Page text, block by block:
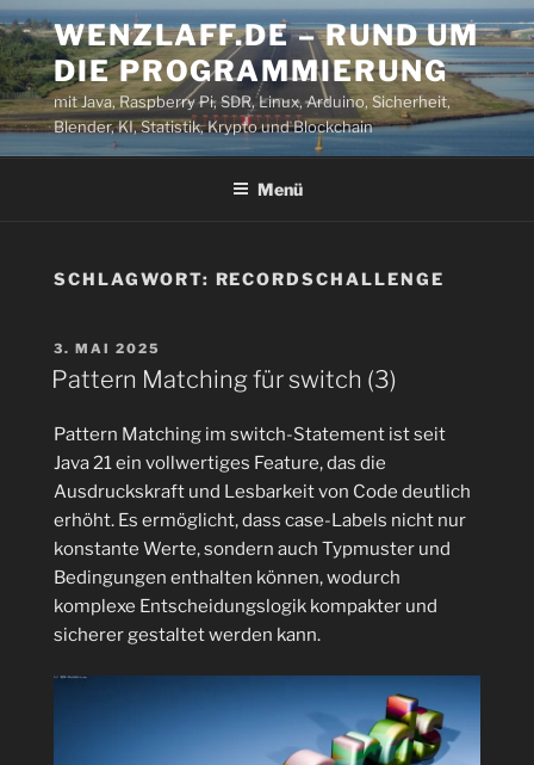
Zum
Inhalt
springen
WENZLAFF.DE – RUND UM
DIE PROGRAMMIERUNG
mit Java, Raspberry Pi, SDR, Linux, Arduino, Sicherheit,
Blender, KI, Statistik, Krypto und Blockchain
Menü
SCHLAGWORT: RECORDSCHALLENGE
VERÖFFENTLICHT
AM
3. MAI 2025
Pattern Matching für switch (3)
Pattern Matching im switch-Statement ist seit
Java 21 ein vollwertiges Feature, das die
Ausdruckskraft und Lesbarkeit von Code deutlich
erhöht. Es ermöglicht, dass case-Labels nicht nur
konstante Werte, sondern auch Typmuster und
Bedingungen enthalten können, wodurch
komplexe Entscheidungslogik kompakter und
sicherer gestaltet werden kann.